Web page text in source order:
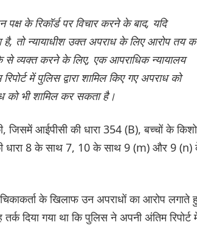
के रिकॉर्ड पर विचार करने के बाद, यदि
है, तो न्यायाधीश उक्त अपराध के लिए आरोप तय
व्यक्त करने के लिए, एक आपराधिक न्यायालय
में पुलिस द्वारा शामिल किए गए अपराध को
को भी शामिल कर सकता है।
जिसमें आईपीसी की धारा 354 (B), बच्चों के
धारा 8 के साथ 7, 10 के साथ 9 (m) और 9
के खिलाफ उन अपराधों का आरोप लगाते
दिया गया था कि पुलिस ने अपनी अंतिम रिपोर्ट